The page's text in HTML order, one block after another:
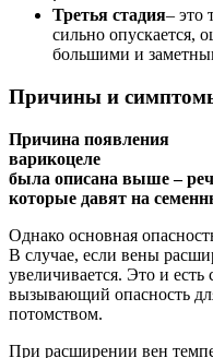
Третья стадия– это
сильно опускается,
большими и
Причины и
Причина появления
варикоцеле
была описана выше –
которые давят на
Однако основная
В случае, если вены
увеличивается. Это и
вызывающий опасность
потомством.
При расширении вен